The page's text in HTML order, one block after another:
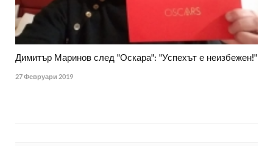
Димитър Маринов след "Оскара": "Успехът е неизбежен!"
27 Февруари 2019